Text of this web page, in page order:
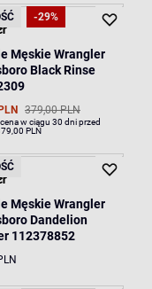
-29%
Męskie Wrangler
Black Rinse
379,00 PLN
w ciągu 30 dni przed
PLN
Męskie Wrangler
Dandelion
112378852